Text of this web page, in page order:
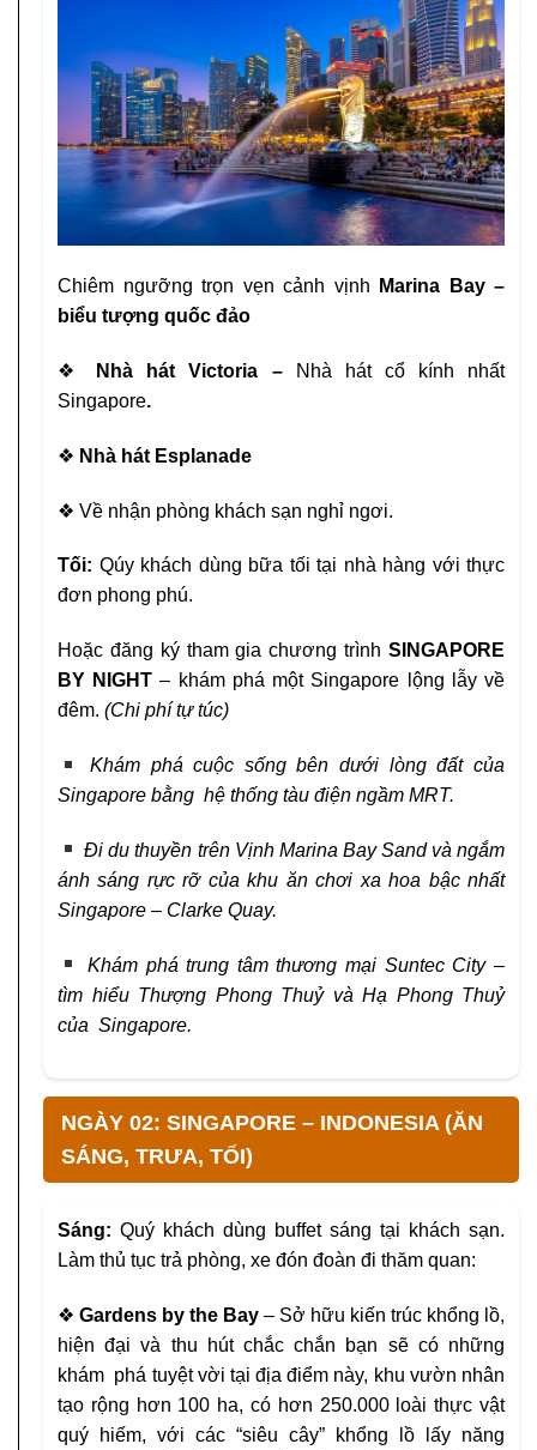
Chiêm ngưỡng trọn vẹn cảnh vịnh
Marina Bay –
biểu tượng quốc đảo
❖ Nhà hát Victoria –
Nhà hát cổ kính nhất
Singapore.
❖ Nhà hát Esplanade
❖ Về nhận phòng khách sạn nghỉ ngơi.
Tối: Qúy khách dùng bữa tối tại nhà hàng với thực
đơn phong phú.
Hoặc đăng ký tham gia chương trình SINGAPORE
BY NIGHT– khám phá một Singapore lộng lẫy về
đêm. (Chi phí tự túc)
Khám phá cuộc sống bên dưới lòng đất của
Singapore bằng hệ thống tàu điện ngầm MRT.
Đi du thuyền trên Vịnh Marina Bay Sand và ngắm
ánh sáng rực rỡ của khu ăn chơi xa hoa bậc nhất
Singapore – Clarke Quay.
Khám phá trung tâm thương mại Suntec City –
tìm hiểu Thượng Phong Thuỷ và Hạ Phong Thuỷ
của Singapore.
NGÀY 02: SINGAPORE – INDONESIA (ĂN
SÁNG, TRƯA, TỐI)
Sáng: Quý khách dùng buffet sáng tại khách sạn.
Làm thủ tục trả phòng, xe đón đoàn đi thăm quan:
❖ Gardens by the Bay – Sở hữu kiến trúc khổng lồ,
hiện đại và thu hút chắc chắn bạn sẽ có những
khám phá tuyệt vời tại địa điểm này, khu vườn nhân
tạo rộng hơn 100 ha, có hơn 250.000 loài thực vật
quý hiếm, với các “siêu cây”
khổng lồ lấy năng